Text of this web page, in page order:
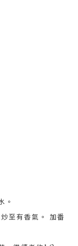
。
至有香氣。 加番